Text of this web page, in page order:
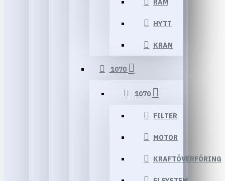
RAM
HYTT
KRAN
1070
1070
FILTER
MOTOR
KRAFTÖVERFÖRING